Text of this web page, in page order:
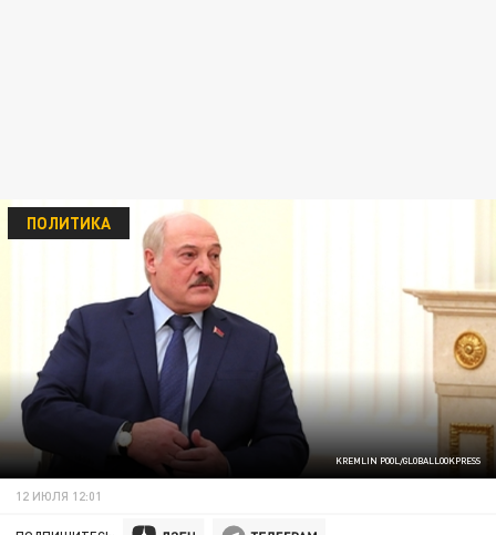
KREMLIN POOL/GLOBALLOOKPRESS
ПОЛИТИКА
12 ИЮЛЯ 12:01